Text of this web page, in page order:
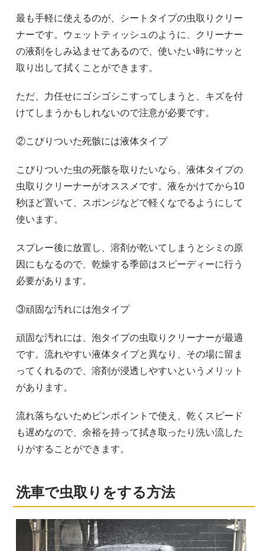
最も手軽に使えるのが、シートタイプの虫取りクリー
ナーです。ウェットティッシュのように、クリーナー
の液剤をしみ込ませてあるので、使いたい時にサッと
取り出して拭くことができます。
ただ、力任せにゴシゴシこすってしまうと、キズを付
けてしまうかもしれないので注意が必要です。
②こびりついた死骸には液体タイプ
こびりついた虫の死骸を取りたいなら、液体タイプの
虫取りクリーナーがオススメです。液をかけてから10
秒ほど置いて、スポンジなどで軽くなでるようにして
使います。
スプレー後に放置し、溶剤が乾いてしまうとシミの原
因にもなるので、乾燥する季節はスピーディーに行う
必要があります。
③頑固な汚れには泡タイプ
頑固な汚れには、泡タイプの虫取りクリーナーが最適
です。流れやすい液体タイプと異なり、その場に留ま
ってくれるので、溶剤が浸透しやすいというメリット
があります。
流れ落ちないためピンポイントで使え、乾くスピード
も遅めなので、余裕を持って拭き取ったり洗い流した
りがすることができます。
洗車で虫取りをする方法